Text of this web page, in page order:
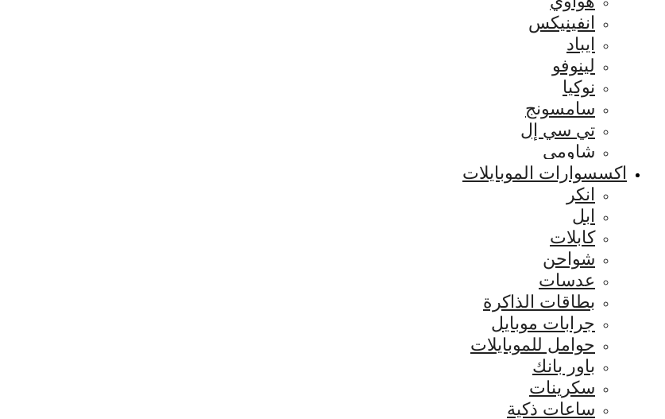
انفينيكس
ايباد
لينوفو
نوكيا
سامسونج
تي سي إل
شاومي
اكسسوارات الموبايلات
انكر
ابل
كابلات
شواحن
عدسات
بطاقات الذاكرة
جرابات موبايل
حوامل للموبايلات
باور بانك
سكرينات
ساعات ذكية